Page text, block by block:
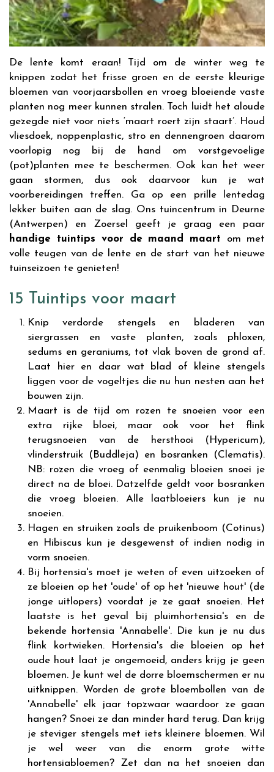
De lente komt eraan! Tijd om de winter weg te
knippen zodat het frisse groen en de eerste kleurige
bloemen van voorjaarsbollen en vroeg bloeiende vaste
planten nog meer kunnen stralen. Toch luidt het aloude
gezegde niet voor niets ‘maart roert zijn staart’. Houd
vliesdoek, noppenplastic, stro en dennengroen daarom
voorlopig nog bij de hand om vorstgevoelige
(pot)planten mee te beschermen. Ook kan het weer
gaan stormen, dus ook daarvoor kun je wat
voorbereidingen treffen. Ga op een prille lentedag
lekker buiten aan de slag. Ons tuincentrum in Deurne
(Antwerpen) en Zoersel geeft je graag een paar
handige tuintips voor de maand maart om met
volle teugen van de lente en de start van het nieuwe
tuinseizoen te genieten!
15 Tuintips voor maart
Knip verdorde stengels en bladeren van
siergrassen en vaste planten, zoals phloxen,
sedums en geraniums, tot vlak boven de grond af.
Laat hier en daar wat blad of kleine stengels
liggen voor de vogeltjes die nu hun nesten aan het
bouwen zijn.
Maart is de tijd om rozen te snoeien voor een
extra rijke bloei, maar ook voor het flink
terugsnoeien van de hersthooi (Hypericum),
vlinderstruik (Buddleja) en bosranken (Clematis).
NB: rozen die vroeg of eenmalig bloeien snoei je
direct na de bloei. Datzelfde geldt voor bosranken
die vroeg bloeien. Alle laatbloeiers kun je nu
snoeien.
Hagen en struiken zoals de pruikenboom (Cotinus)
en Hibiscus kun je desgewenst of indien nodig in
vorm snoeien.
Bij hortensia's moet je weten of even uitzoeken of
ze bloeien op het 'oude' of op het 'nieuwe hout' (de
jonge uitlopers) voordat je ze gaat snoeien. Het
laatste is het geval bij pluimhortensia's en de
bekende hortensia 'Annabelle'. Die kun je nu dus
flink kortwieken. Hortensia's die bloeien op het
oude hout laat je ongemoeid, anders krijg je geen
bloemen. Je kunt wel de dorre bloemschermen er nu
uitknippen. Worden de grote bloembollen van de
'Annabelle' elk jaar topzwaar waardoor ze gaan
hangen? Snoei ze dan minder hard terug. Dan krijg
je steviger stengels met iets kleinere bloemen. Wil
je wel weer van die enorm grote witte
hortensiabloemen? Zet dan na het snoeien dan